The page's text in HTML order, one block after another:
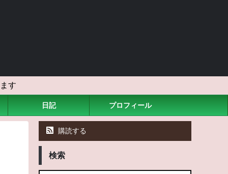
す
日記 プロフィール
購読する
検索